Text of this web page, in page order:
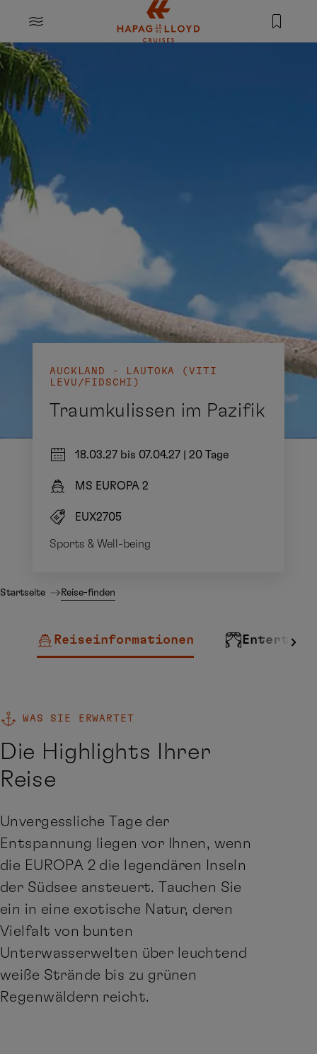
Springe zum Hauptinhalt
MENU
AUCKLAND - LAUTOKA (VITI
LEVU/FIDSCHI)
Traumkulissen im Pazifik
18.03.27 bis 07.04.27 20 Tage
MS EUROPA 2
EUX2705
Sports & Well-being
Startseite Reise-finden
Reiseinformationen
WAS SIE ERWARTET
Die Highlights Ihrer
Reise
Unvergessliche Tage der
Entspannung liegen vor Ihnen, wenn
die EUROPA 2 die legendären Inseln
der Südsee ansteuert. Tauchen Sie
ein in eine exotische Natur, deren
Vielfalt von bunten
Unterwasserwelten über leuchtend
weiße Strände bis zu grünen
Regenwäldern reicht.